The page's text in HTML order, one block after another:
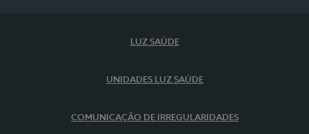
LUZ SAÚDE
UNIDADES LUZ SAÚDE
COMUNICAÇÃO DE IRREGULARIDADES